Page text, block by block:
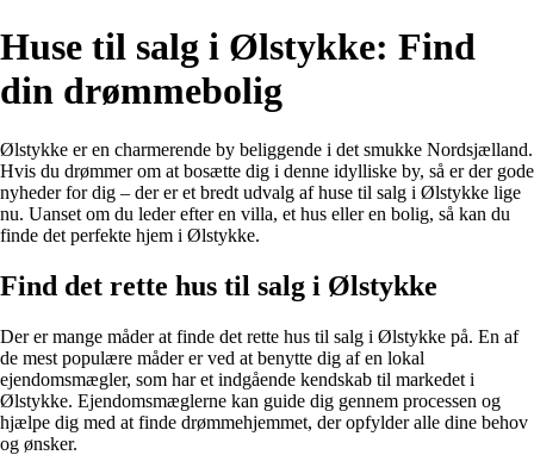
Huse til salg i Ølstykke: Find
din drømmebolig
Ølstykke er en charmerende by beliggende i det smukke Nordsjælland.
Hvis du drømmer om at bosætte dig i denne idylliske by, så er der gode
nyheder for dig – der er et bredt udvalg af huse til salg i Ølstykke lige
nu. Uanset om du leder efter en villa, et hus eller en bolig, så kan du
finde det perfekte hjem i Ølstykke.
Find det rette hus til salg i Ølstykke
Der er mange måder at finde det rette hus til salg i Ølstykke på. En af
de mest populære måder er ved at benytte dig af en lokal
ejendomsmægler, som har et indgående kendskab til markedet i
Ølstykke. Ejendomsmæglerne kan guide dig gennem processen og
hjælpe dig med at finde drømmehjemmet, der opfylder alle dine behov
og ønsker.